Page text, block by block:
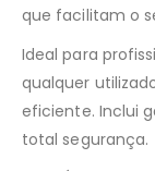
que facilitam o
Ideal para
qualquer
eficiente. Inclui
total segurança.